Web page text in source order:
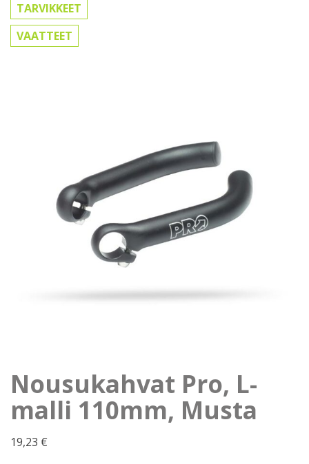
TARVIKKEET
VAATTEET
Nousukahvat Pro, L-
malli 110mm, Musta
19,23 €